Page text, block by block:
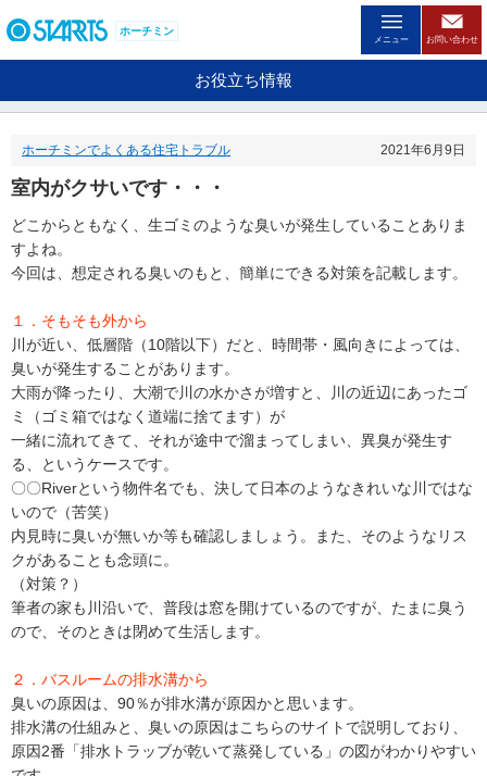
ー
移
た
ン
ッ
情
報
に
移
し
。
本
動
し
ま
ホーチミン
メニュー お問い合わせ
お役立ち情報
ホーチミンでよくある住宅トラブル 2021年6月9日
室内がクサいです・・・
どこからともなく、生ゴミのような臭いが発生していることありま
すよね。
今回は、想定される臭いのもと、簡単にできる対策を記載します。
１．そもそも外から
川が近い、低層階（10階以下）だと、時間帯・風向きによっては、
臭いが発生することがあります。
大雨が降ったり、大潮で川の水かさが増すと、川の近辺にあったゴ
ミ（ゴミ箱ではなく道端に捨てます）が
一緒に流れてきて、それが途中で溜まってしまい、異臭が発生す
る、というケースです。
〇〇Riverという物件名でも、決して日本のようなきれいな川ではな
いので（苦笑）
内見時に臭いが無いか等も確認しましょう。また、そのようなリス
クがあることも念頭に。
（対策？）
筆者の家も川沿いで、普段は窓を開けているのですが、たまに臭う
ので、そのときは閉めて生活します。
２．バスルームの排水溝から
臭いの原因は、90％が排水溝が原因かと思います。
排水溝の仕組みと、臭いの原因はこちらのサイトで説明しており、
原因2番「排水トラッブが乾いて蒸発している」の図がわかりやすい